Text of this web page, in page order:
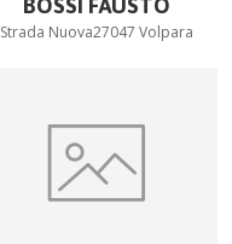
BOSSI FAUSTO
Strada Nuova27047 Volpara